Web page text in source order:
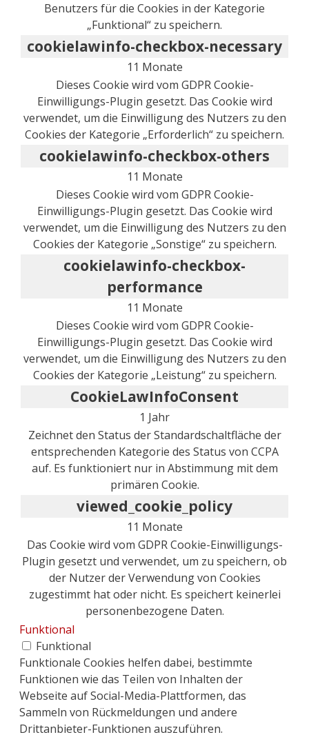
Benutzers für die Cookies in der Kategorie
„Funktional“ zu speichern.
cookielawinfo-checkbox-necessary
11 Monate
Dieses Cookie wird vom GDPR Cookie-
Einwilligungs-Plugin gesetzt. Das Cookie wird
verwendet, um die Einwilligung des Nutzers zu den
Cookies der Kategorie „Erforderlich“ zu speichern.
cookielawinfo-checkbox-others
11 Monate
Dieses Cookie wird vom GDPR Cookie-
Einwilligungs-Plugin gesetzt. Das Cookie wird
verwendet, um die Einwilligung des Nutzers zu den
Cookies der Kategorie „Sonstige“ zu speichern.
cookielawinfo-checkbox-
performance
11 Monate
Dieses Cookie wird vom GDPR Cookie-
Einwilligungs-Plugin gesetzt. Das Cookie wird
verwendet, um die Einwilligung des Nutzers zu den
Cookies der Kategorie „Leistung“ zu speichern.
CookieLawInfoConsent
1 Jahr
Zeichnet den Status der Standardschaltfläche der
entsprechenden Kategorie des Status von CCPA
auf. Es funktioniert nur in Abstimmung mit dem
primären Cookie.
viewed_cookie_policy
11 Monate
Das Cookie wird vom GDPR Cookie-Einwilligungs-
Plugin gesetzt und verwendet, um zu speichern, ob
der Nutzer der Verwendung von Cookies
zugestimmt hat oder nicht. Es speichert keinerlei
personenbezogene Daten.
Funktional
Funktional
Funktionale Cookies helfen dabei, bestimmte
Funktionen wie das Teilen von Inhalten der
Webseite auf Social-Media-Plattformen, das
Sammeln von Rückmeldungen und andere
Drittanbieter-Funktionen auszuführen.